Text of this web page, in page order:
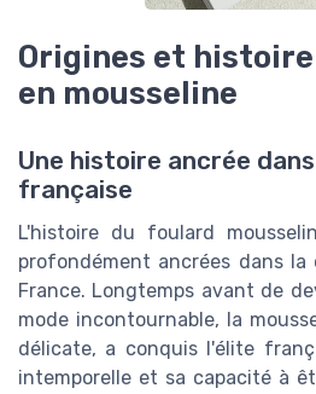
Origines et
en mousseline
Une histoire ancrée
française
L'histoire du foulard
profondément ancrées dans
France. Longtemps avant de
mode incontournable, la
délicate, a conquis l'élite
intemporelle et sa capacité à